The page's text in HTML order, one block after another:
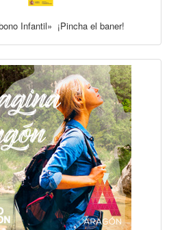
Infantil» ¡Pincha el baner!